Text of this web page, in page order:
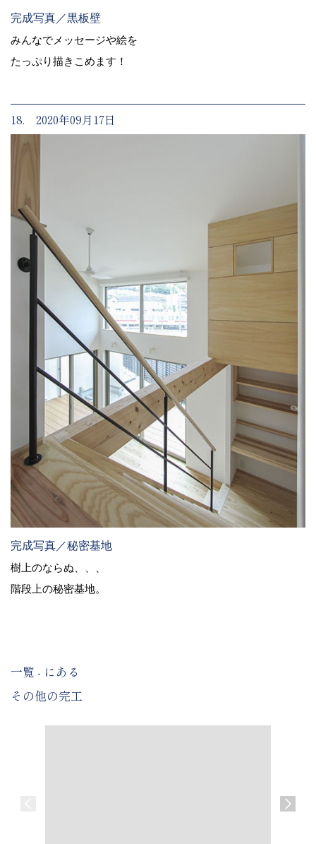
完成写真／黒板壁
みんなでメッセージや絵を
たっぷり描きこめます！
18. 2020年09月17日
完成写真／秘密基地
樹上のならぬ、、、
階段上の秘密基地。
一覧 - にある
その他の完工